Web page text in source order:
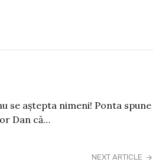
se aștepta nimeni! Ponta spune
Dan că…
NEXT ARTICLE